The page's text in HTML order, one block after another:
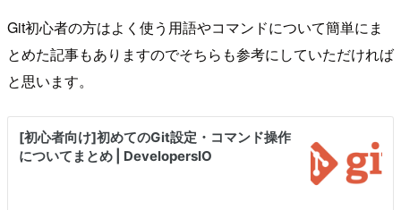
Git初心者の方はよく使う用語やコマンドについて簡単にま
とめた記事もありますのでそちらも参考にしていただければ
と思います。